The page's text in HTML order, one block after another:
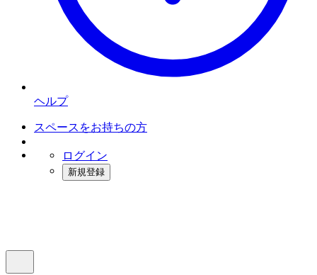
ヘルプ
スペースをお持ちの方
ログイン
新規登録